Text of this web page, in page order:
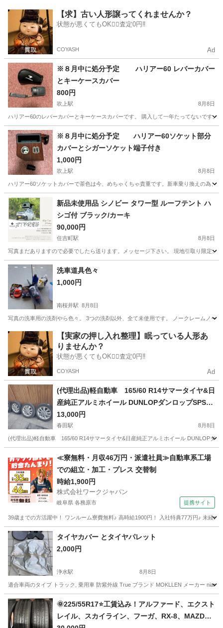
愛知 名古屋市 吹上駅 内装、インテリア
【求】古い人形譲ってくれませんか？
状態が悪くてもOK🙆‍♀️査定0円‼️
COYASH Ad
※８月中に処分予定 ハリアー60 レバーカバー
とキーケースカバー
800円
吹上駅 8月8日
ハリアー60のレバーカバーとキーケースカバーです。 購入して一年たってないです
愛知 名古屋市 吹上駅 アクセサリー
※８月中に処分予定 ハリアー60ソケット部分
カバーとシガーソケット端子付き
1,000円
吹上駅 8月8日
ハリアー60ソケットカバーで茶色は今、めちゃくちゃ貴重です。新車乗り換えの為、
愛知 名古屋市 吹上駅 アクセサリー シガーソケット
新品未使用品 シノビー タワー型 ルーフテント ハ
シゴ付 ブラック/カーキ
90,000円
住吉町駅 8月8日
写真まだありますので必要でしたら送ります。メッセージ下さい。 現地引取り限定
愛知 半田市 住吉町駅
洗車道具色々
1,000円
南桜井駅 8月8日
写真の洗車用の洗剤やら色々。 3つの洗剤以外、全て未使用です。 ノークレームノー
愛知 岡崎市 南桜井駅 その他
【実家の押し入れ整理】眠っている人形あ
りませんか？
状態が悪くてもOK🙆‍♀️査定0円‼️
COYASH Ad
(代理出品)軽自動車 165/60 R14サマータイヤ&日
産純正アルミホイール DUNLOPダンロップSPSP
ORTS230
13,000円
春田駅 8月8日
(代理出品)軽自動車 165/60 R14サマータイヤ&日産純正アルミホイール DUNLOPダ
春田駅 タイヤ、ホイール ダンロップ
≪寮無料・月収46万円・派遣社員≫自動車系工場
での組立・加工・プレス 交替制
時給1,900円
株式会社ワークジャパン
岐阜県 各務原市 提携サイト
39歳までの方活躍中！ ワンルーム寮費無料♪ 高時給1900円！ 入社特典77万円♪ 未経
岐阜 各務原市 その他
タイヤカバー とタイヤパレット
2,000円
浄水駅 8月8日
適合車両のタイプ トラック, 乗用車 防紫外線 True ブランド MOKLLEN メーカー
愛知 豊田市 その他 タイヤ
🌞225/55R17⭐工賃込み！アルファード、エクスト
レイル、スカイライン、フーガ、RX-8、MAZDA